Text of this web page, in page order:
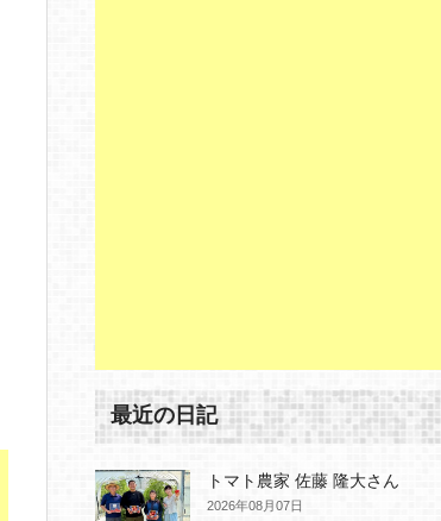
最近の日記
トマト農家 佐藤 隆大さん
2026年08月07日